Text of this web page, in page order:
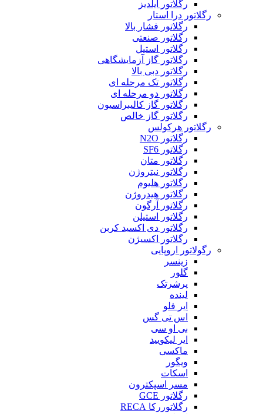
رگلاتور ایلدیز
رگلاتور درا استار
رگلاتور فشار بالا
رگلاتور صنعتی
رگلاتور استیل
رگلاتور گاز آزمایشگاهی
رگلاتور دبی بالا
رگلاتور تک مرحله ای
رگلاتور دو مرحله ای
رگلاتور گاز کالیبراسیون
رگلاتور گاز خالص
رگلاتور هرکولس
رگلاتور N2O
رگلاتور SF6
رگلاتور متان
رگلاتور نیتروژن
رگلاتور هلیوم
رگلاتور هیدروژن
رگلاتور آرگون
رگلاتور استیلن
رگلاتور دی اکسید کربن
رگلاتور اکسیژن
رگولاتور اروپایی
زینسر
گلور
پرشرتک
لینده
ایر فلو
اس تی گس
بی او سی
ایر لیکویید
ماکسی
ویگور
اسکات
مسر اسپکترون
رگلاتور GCE
رگلاتوررکا RECA